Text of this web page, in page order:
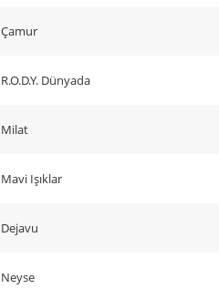
Çamur
R.O.D.Y. Dünyada
Milat
Mavi Işıklar
Dejavu
Neyse